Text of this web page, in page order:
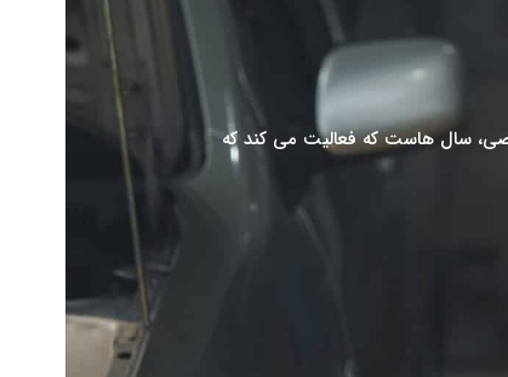
سال هاست که فعالیت می کند که